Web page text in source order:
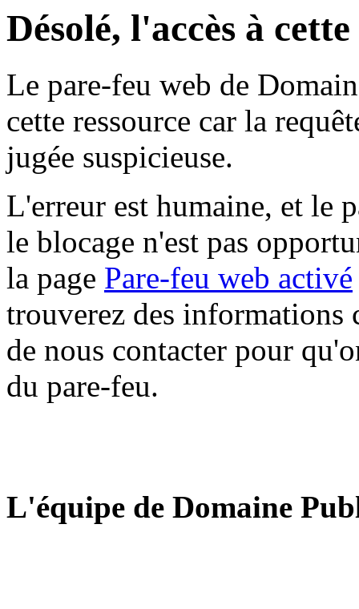
Désolé, l'accès à
Le pare-feu web de
cette ressource car la
jugée suspicieuse.
L'erreur est humaine, et le
le blocage n'est pas
la page Pare-feu web activé
trouverez des informations
de nous contacter pour
du pare-feu.
L'équipe de Domaine